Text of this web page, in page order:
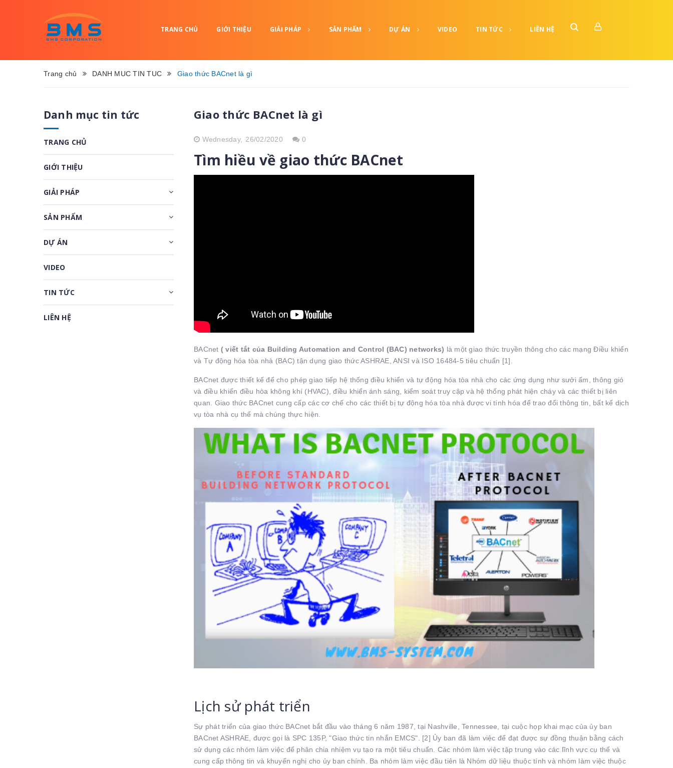
TRANG CHỦ GIỚI THIỆU GIẢI PHÁP SẢN PHẨM DỰ ÁN VIDEO TIN TỨC LIÊN HỆ
Trang chủ DANH MUC TIN TUC Giao thức BACnet là gì
Giao thức BACnet là gì
Wednesday, 26/02/2020 0
Tìm hiều về giao thức BACnet
BACnet ( viết tắt của Building Automation and Control (BAC) networks) là một giao thức truyền thông cho các mạng Điều khiển
và Tự động hóa tòa nhà (BAC) tận dụng giao thức ASHRAE, ANSI và ISO 16484-5 tiêu chuẩn [1].
BACnet được thiết kế để cho phép giao tiếp hệ thống điều khiển và tự động hóa tòa nhà cho các ứng dụng như sưởi ấm, thông gió
và điều khiển điều hòa không khí (HVAC), điều khiển ánh sáng, kiểm soát truy cập và hệ thống phát hiện cháy và các thiết bị liên
quan. Giao thức BACnet cung cấp các cơ chế cho các thiết bị tự động hóa tòa nhà được vi tính hóa để trao đổi thông tin, bất kể dịch
vụ tòa nhà cụ thể mà chúng thực hiện.
Lịch sử phát triển
Sự phát triển của giao thức BACnet bắt đầu vào tháng 6 năm 1987, tại Nashville, Tennessee, tại cuộc họp khai mạc của ủy ban
BACnet ASHRAE, được gọi là SPC 135P, "Giao thức tin nhắn EMCS". [2] Ủy ban đã làm việc để đạt được sự đồng thuận bằng cách
sử dụng các nhóm làm việc để phân chia nhiệm vụ tạo ra một tiêu chuẩn. Các nhóm làm việc tập trung vào các lĩnh vực cụ thể và
cung cấp thông tin và khuyến nghị cho ủy ban chính. Ba nhóm làm việc đầu tiên là Nhóm dữ liệu thuộc tính và nhóm làm việc thuộc
Danh mục tin tức
TRANG CHỦ
GIỚI THIỆU
GIẢI PHÁP
SẢN PHẨM
DỰ ÁN
VIDEO
TIN TỨC
LIÊN HỆ